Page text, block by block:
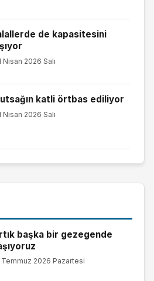
de kapasitesini
Nisan 2026 Salı
katli örtbas ediliyor
Nisan 2026 Salı
başka bir gezegende
Temmuz 2026 Pazartesi